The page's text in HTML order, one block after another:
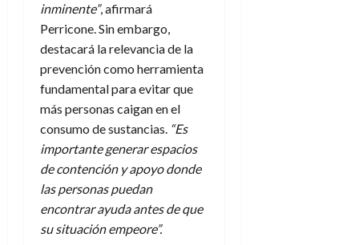
inminente”, afirmará
Perricone. Sin embargo,
destacará la relevancia de la
prevención como herramienta
fundamental para evitar que
más personas caigan en el
consumo de sustancias. “Es
importante generar espacios
de contención y apoyo donde
las personas puedan
encontrar ayuda antes de que
su situación empeore”.